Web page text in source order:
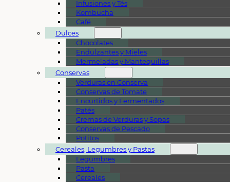
Infusiones y Tés
Kombucha
Café
Dulces
Chocolates
Endulzantes y Mieles
Mermeladas y Mantequillas
Conservas
Verduras en Conserva
Conservas de Tomate
Encurtidos y Fermentados
Patés
Cremas de Verduras y Sopas
Conservas de Pescado
Potitos
Cereales, Legumbres y Pastas
Legumbres
Pasta
Cereales